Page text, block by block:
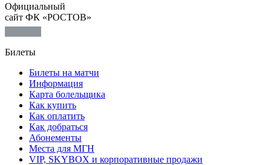
Официальный
сайт ФК «РОСТОВ»
Билеты
Билеты на матчи
Информация
Карта болельщика
Как купить
Как оплатить
Как добраться
Абонементы
Места для МГН
VIP, SKYBOX и корпоративные продажи